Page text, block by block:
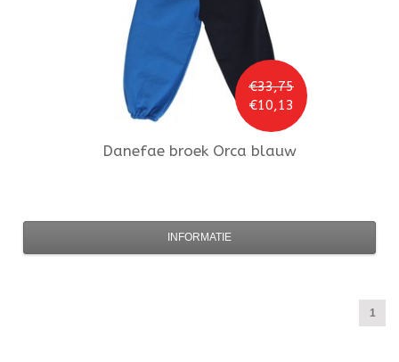
€33,75
€10,13
Danefae broek Orca blauw
INFORMATIE
1